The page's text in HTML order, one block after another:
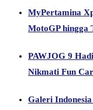
MyPertamina
MotoGP hingga
PAWJOG 9
Nikmati Fun
Galeri